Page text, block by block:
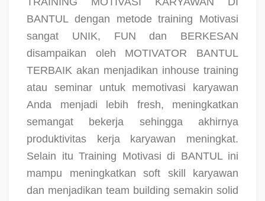
BANTUL dengan metode training Motivasi
sangat UNIK, FUN dan BERKESAN
disampaikan oleh MOTIVATOR BANTUL
TERBAIK akan menjadikan inhouse training
atau seminar untuk memotivasi karyawan
Anda menjadi lebih fresh, meningkatkan
semangat bekerja sehingga akhirnya
produktivitas kerja karyawan meningkat.
Selain itu Training Motivasi di BANTUL ini
mampu meningkatkan soft skill karyawan
dan menjadikan team building semakin solid